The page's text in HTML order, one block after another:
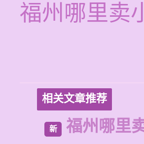
福州哪里卖
相关文章推荐
新 福州哪里